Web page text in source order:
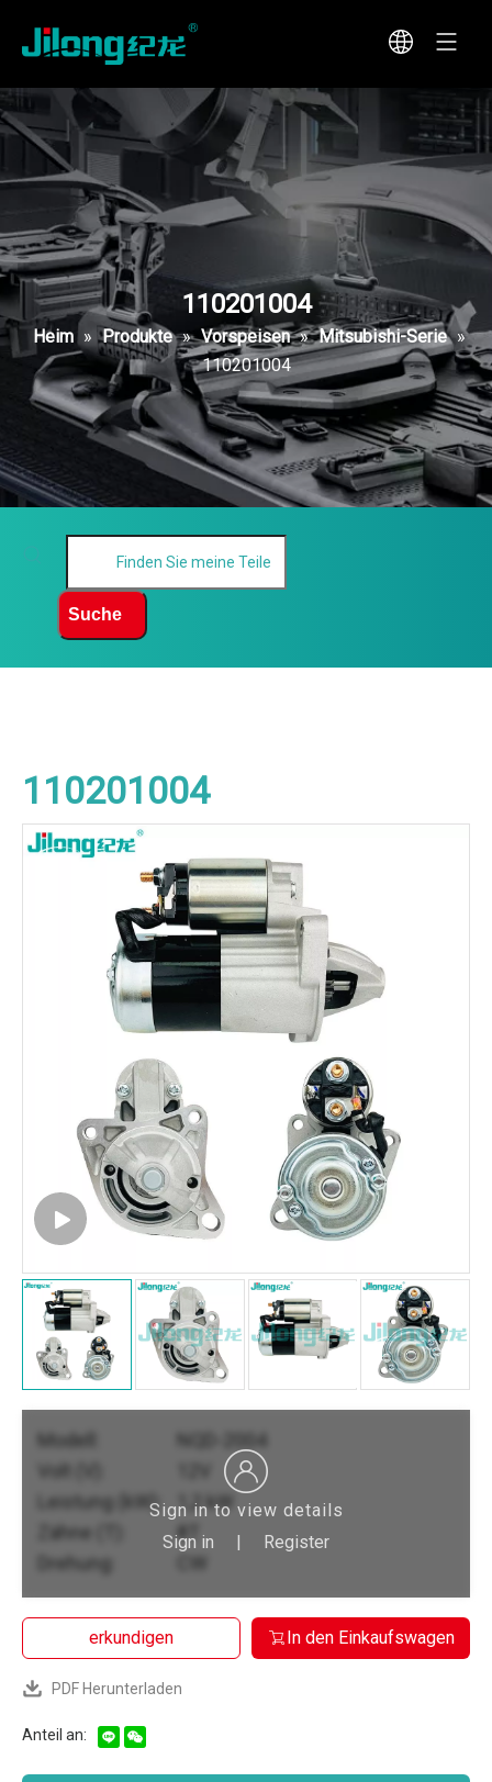
110201004
Heim » Produkte » Vorspeisen » Mitsubishi-Serie »
110201004
Suche
110201004
Modell:
NQD-2004
Volt (V):
Leistung (kW):
1,2 kW
Zähne (T):
8T
Drehung:
CW
Sign in to view details
Sign in
Register
erkundigen In den Einkaufswagen
PDF Herunterladen
Anteil an: